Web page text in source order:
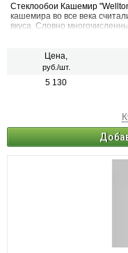
Стеклообои Кашемир
кашемира во все века
вкуса. Словно
кашемировой пряжи.
Цена,
руб./шт.
5 130